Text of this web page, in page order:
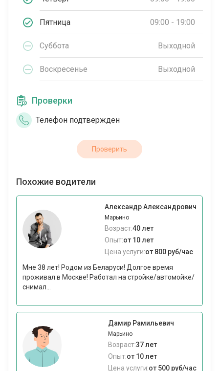
Пятница 09:00 - 19:00
Суббота Выходной
Воскресенье Выходной
Проверки
Телефон подтвержден
Проверить
Похожие водители
Александр Александрович
Марьино
Возраст:40 лет
Опыт:от 10 лет
Цена услуги:от 800 руб/час
Мне 38 лет! Родом из Беларуси! Долгое время
проживал в Москве! Работал на стройке/автомойке/
снимал...
Дамир Рамильевич
Марьино
Возраст:37 лет
Опыт:от 10 лет
Цена услуги:от 500 руб/час